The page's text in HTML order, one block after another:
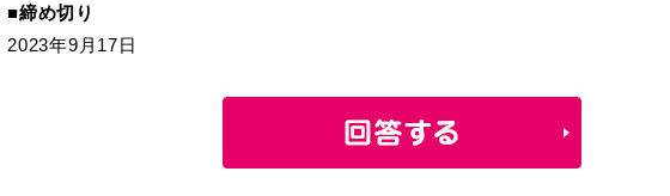
■締め切り
2023年9月17日